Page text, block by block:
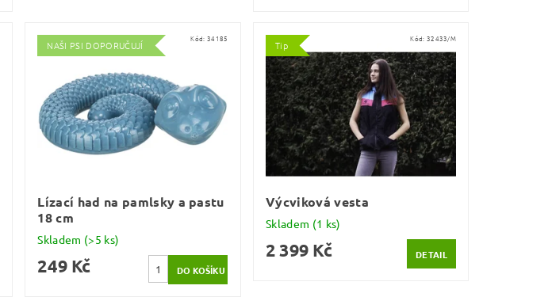
NAŠI PSI DOPORUČUJÍ
Kód: 34185
Lízací had na pamlsky a pastu
18 cm
Skladem (>5 ks)
249 Kč
Tip
Kód: 32433/M
Výcviková vesta
Skladem (1 ks)
2 399 Kč DETAIL